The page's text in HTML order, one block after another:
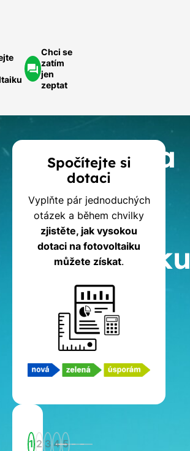
Chci se
zatím
jen
zeptat
Kalkulačka
dotací
na
fotovoltaiku
Spočítejte si
dotaci
Vyplňte pár jednoduchých
otázek a během chvilky
zjistěte, jak vysokou
dotaci na fotovoltaiku
můžete získat.
1 2 3 4 5